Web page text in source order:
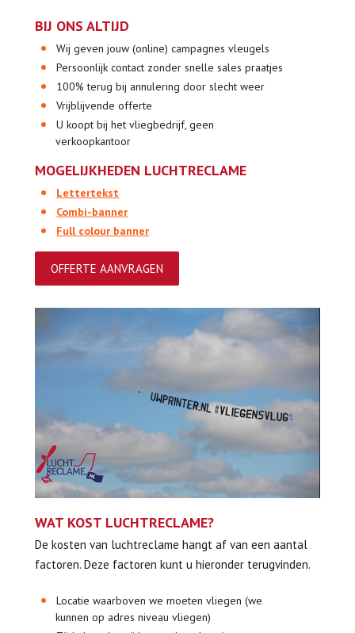
BIJ ONS ALTIJD
Wij geven jouw (online) campagnes vleugels
Persoonlijk contact zonder snelle sales praatjes
100% terug bij annulering door slecht weer
Vrijblijvende offerte
U koopt bij het vliegbedrijf, geen
verkoopkantoor
MOGELIJKHEDEN LUCHTRECLAME
Lettertekst
Combi-banner
Full colour banner
OFFERTE AANVRAGEN
WAT KOST LUCHTRECLAME?
De kosten van luchtreclame hangt af van een aantal
factoren. Deze factoren kunt u hieronder terugvinden.
Locatie waarboven we moeten vliegen (we
kunnen op adres niveau vliegen)